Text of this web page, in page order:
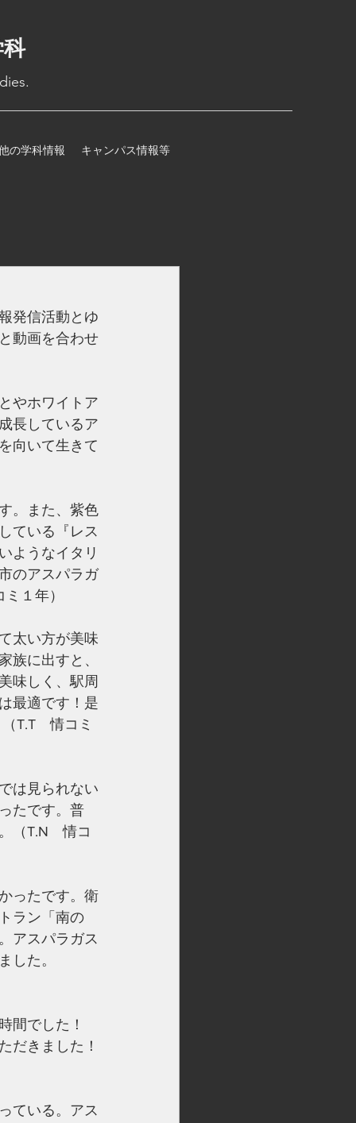
の学科情報 キャンパス情報等
発信活動とゆ
動画を合わせ
やホワイトア
長しているア
向いて生きて
。また、紫色
ている『レス
ようなイタリ
のアスパラガ
１年）
太い方が美味
族に出すと、
味しく、駅周
最適です！是
T.T　情コミ
は見られない
たです。普
（T.N　情コ
ったです。衛
ラン「南の
アスパラガス
した。
間でした！
だきました！
ている。アス